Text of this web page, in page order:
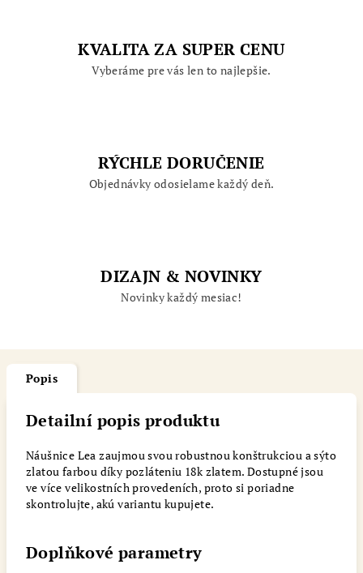
KVALITA ZA SUPER CENU
Vyberáme pre vás len to najlepšie.
RÝCHLE DORUČENIE
Objednávky odosielame každý deň.
DIZAJN & NOVINKY
Novinky každý mesiac!
Popis
Detailní popis produktu
Náušnice Lea zaujmou svou robustnou konštrukciou a sýto
zlatou farbou díky pozláteniu 18k zlatem. Dostupné jsou
ve více velikostních provedeních, proto si poriadne
skontrolujte, akú variantu kupujete.
Doplňkové parametry